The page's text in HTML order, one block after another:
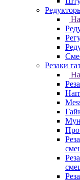
Резаки